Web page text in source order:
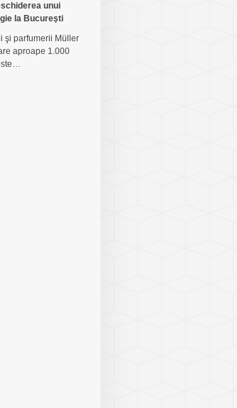
unui
la Bucureşti
şi parfumerii Müller
aproape 1.000